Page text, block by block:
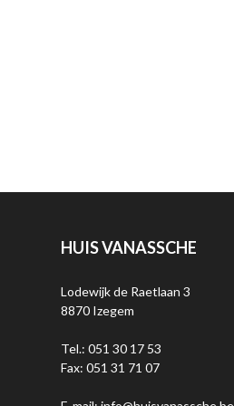
HUIS VANASSCHE
Lodewijk de Raetlaan 3
8870 Izegem
Tel.: 051 30 17 53
Fax: 051 31 71 07